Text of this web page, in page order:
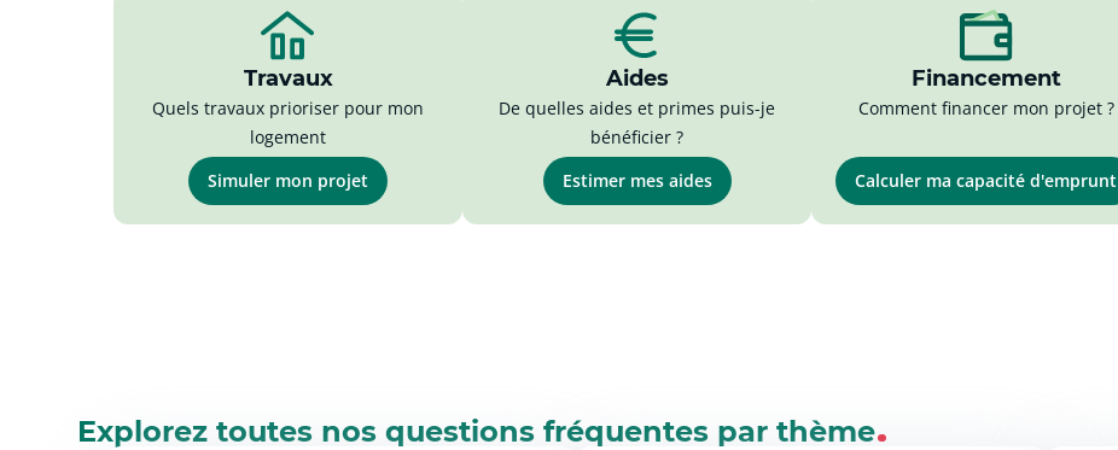
Travaux
Quels travaux prioriser pour mon
logement
Simuler mon projet
Aides
De quelles aides et primes puis-je
bénéficier ?
Estimer mes aides
Financement
Comment financer mon projet ?
Calculer ma capacité d'emprunt
Explorez toutes nos questions fréquentes par thème